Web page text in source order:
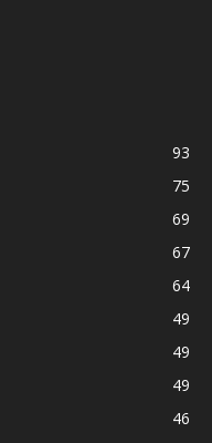
93
75
69
67
64
49
49
49
46